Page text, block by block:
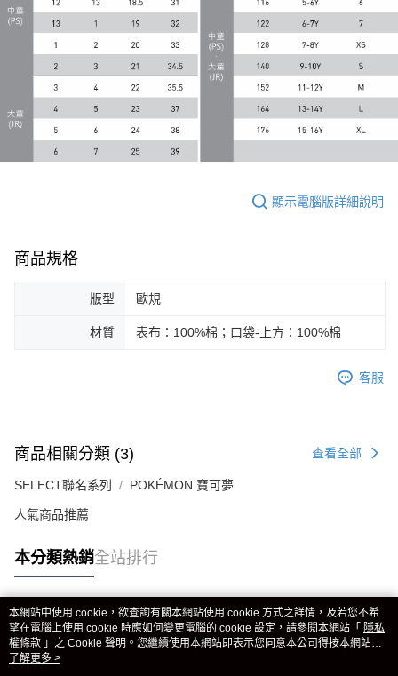
顯示電腦版詳細說明
商品規格
版型 歐規
材質 表布：100%棉；口袋-上方：100%棉
客服
商品相關分類 (3) 查看全部
SELECT聯名系列 POKÉMON 寶可夢
人氣商品推薦
本分類熱銷全站排行
熱門標籤
本網站中使用 cookie，欲查詢有關本網站使用 cookie 方式之詳情，及若您不希
望在電腦上使用 cookie 時應如何變更電腦的 cookie 設定，請參閱本網站「 隱私
權條款 」之 Cookie 聲明。您繼續使用本網站即表示您同意本公司得按本網站使
用條款之 Cookie 聲明使用 cookie。
了解更多 >